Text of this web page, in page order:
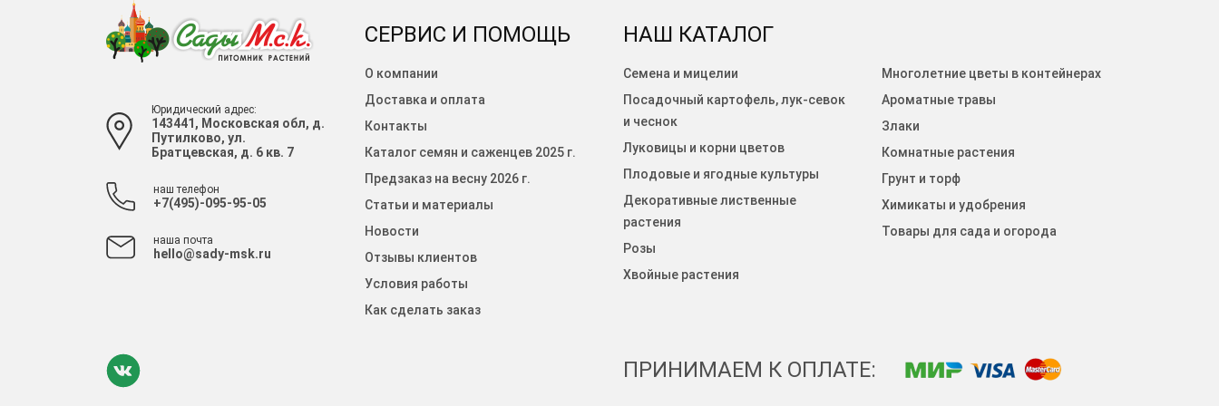
Юридический адрес:
143441, Московская обл, д.
Путилково, ул.
Братцевская, д. 6 кв. 7
наш телефон
+7(495)-095-95-05
наша почта
hello@sady-msk.ru
СЕРВИС И ПОМОЩЬ
О компании
Доставка и оплата
Контакты
Каталог семян и саженцев 2025 г.
Предзаказ на весну 2026 г.
Статьи и материалы
Новости
Отзывы клиентов
Условия работы
Как сделать заказ
НАШ КАТАЛОГ
Семена и мицелии
Посадочный картофель, лук-севок
и чеснок
Луковицы и корни цветов
Плодовые и ягодные культуры
Декоративные лиственные
растения
Розы
Хвойные растения
Многолетние цветы в контейнерах
Ароматные травы
Злаки
Комнатные растения
Грунт и торф
Химикаты и удобрения
Товары для сада и огорода
ПРИНИМАЕМ К ОПЛАТЕ: